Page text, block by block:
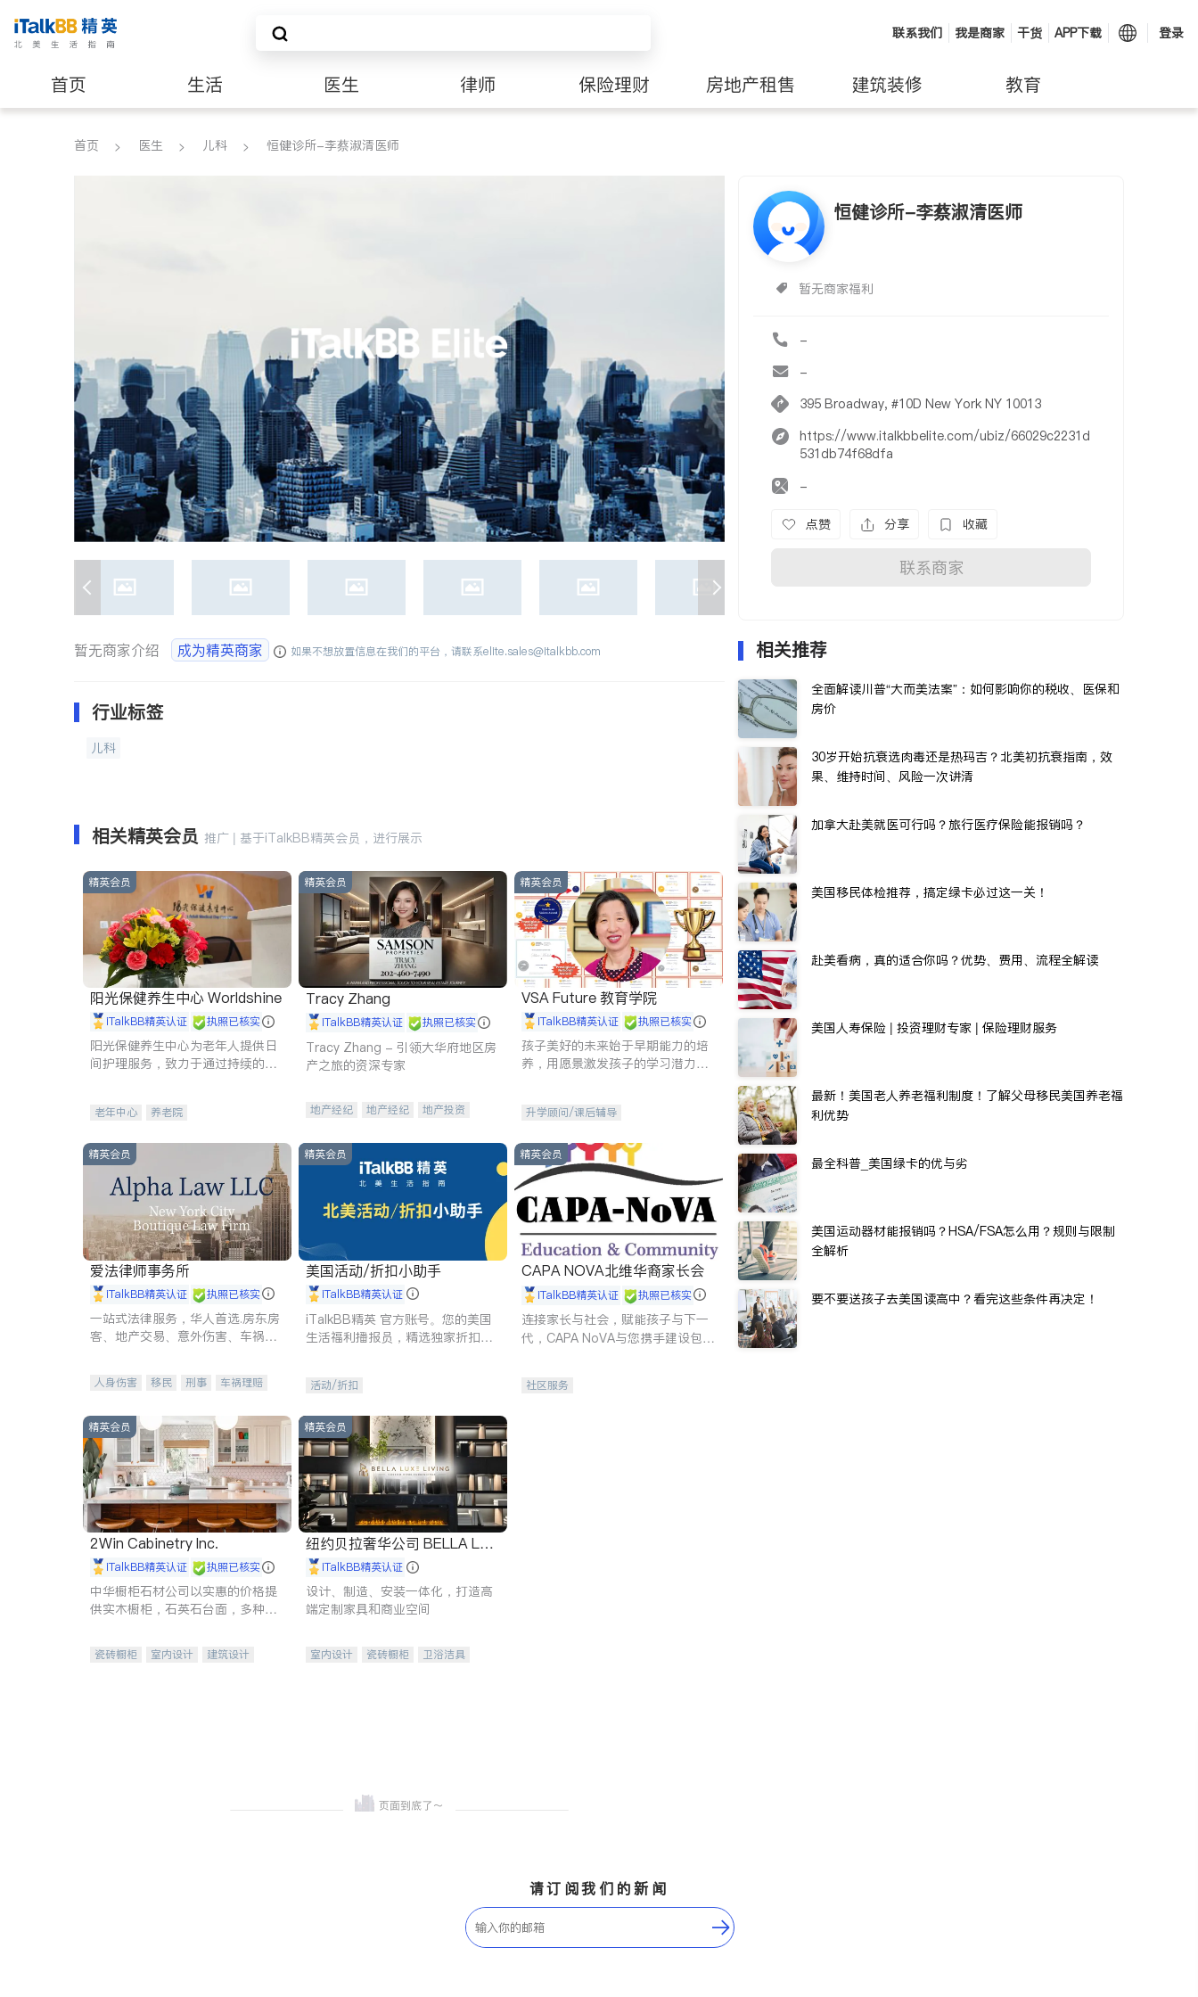
联系我们 我是商家 干货 APP下载 登录
首页 生活 医生 律师 保险理财 房地产租售 建筑装修 教育
养老 非盈利组织
首页 医生 儿科 恒健诊所-李蔡淑清医师
恒健诊所-李蔡淑清医师
暂无商家福利
-
-
395 Broadway, #10D New York NY 10013
https://www.italkbbelite.com/ubiz/66029c2231d
531db74f68dfa
-
点赞 分享 收藏
联系商家
暂无商家介绍 成为精英商家 如果不想放置信息在我们的平台，请联系elite.sales@italkbb.com
行业标签
儿科
相关精英会员 推广 | 基于iTalkBB精英会员，进行展示
精英会员
阳光保健养生中心 Worldshine
iTalkBB精英认证 执照已核实
阳光保健养生中心为老年人提供日
间护理服务，致力于通过持续的护
老年中心 养老院
精英会员
Tracy Zhang
iTalkBB精英认证 执照已核实
Tracy Zhang - 引领大华府地区房
产之旅的资深专家
地产经纪 地产经纪
地产投资
精英会员
VSA Future 教育学院
iTalkBB精英认证 执照已核实
孩子美好的未来始于早期能力的培
养，用愿景激发孩子的学习潜力和
升学顾问/课后辅导
精英会员
爱法律师事务所
iTalkBB精英认证 执照已核实
一站式法律服务，华人首选.房东房
客、地产交易、意外伤害、车祸重
人身伤害 移民 刑事
车祸理赔
商标注册
索赔 律师-其它 保释
精英会员
美国活动/折扣小助手
iTalkBB精英认证
iTalkBB精英 官方账号。您的美国
生活福利播报员，精选独家折扣、
活动/折扣
精英会员
CAPA NOVA北维华裔家长会
iTalkBB精英认证 执照已核实
连接家长与社会，赋能孩子与下一
代，CAPA NoVA与您携手建设包
社区服务
精英会员
2Win Cabinetry Inc.
iTalkBB精英认证 执照已核实
中华橱柜石材公司以实惠的价格提
供实木橱柜，石英石台面，多种优
机。品质厨房，家的选择。
瓷砖橱柜 室内设计
建筑设计
精英会员
纽约贝拉奢华公司 BELLA LUX
E iTalkBB精英认证
设计、制造、安装一体化，打造高
端定制家具和商业空间
室内设计 瓷砖橱柜
卫浴洁具
相关推荐
全面解读川普“大而美法案”：如何影响你的税收、医保和
房价
30岁开始抗衰选肉毒还是热玛吉？北美初抗衰指南，效
果、维持时间、风险一次讲清
加拿大赴美就医可行吗？旅行医疗保险能报销吗？
美国移民体检推荐，搞定绿卡必过这一关！
赴美看病，真的适合你吗？优势、费用、流程全解读
美国人寿保险 | 投资理财专家 | 保险理财服务
最新！美国老人养老福利制度！了解父母移民美国养老福
利优势
最全科普_美国绿卡的优与劣
美国运动器材能报销吗？HSA/FSA怎么用？规则与限制
全解析
要不要送孩子去美国读高中？看完这些条件再决定！
请订阅我们的新闻